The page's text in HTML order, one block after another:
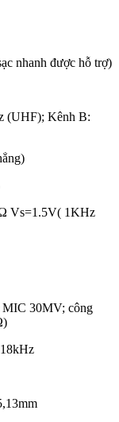
nhanh được hỗ trợ)
(UHF); Kênh B:
Vs=1.5V( 1KHz
MIC 30MV; công